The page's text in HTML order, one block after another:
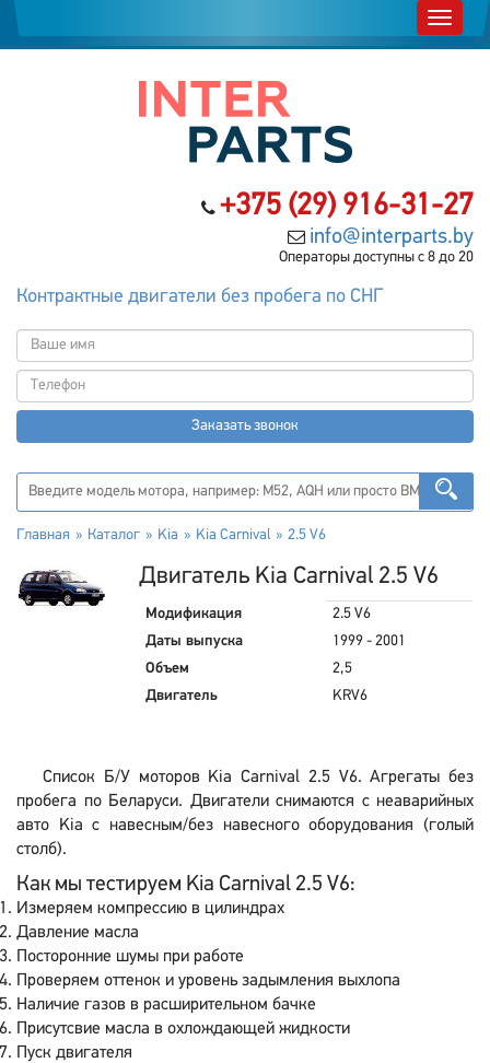
+375 (29) 916-31-27
info@interparts.by
Операторы доступны с 8 до 20
Контрактные двигатели без пробега по СНГ
Заказать звонок
Главная Каталог Kia Kia Carnival 2.5 V6
Двигатель Kia Carnival 2.5 V6
Модификация
2.5 V6
Даты выпуска
1999 - 2001
Объем
2,5
Двигатель
KRV6
Список Б/У моторов Kia Carnival 2.5 V6. Агрегаты без
пробега по Беларуси. Двигатели снимаются с неаварийных
авто Kia с навесным/без навесного оборудования (голый
столб).
Как мы тестируем Kia Carnival 2.5 V6:
Измеряем компрессию в цилиндрах
Давление масла
Посторонние шумы при работе
Проверяем оттенок и уровень задымления выхлопа
Наличие газов в расширительном бачке
Присутсвие масла в охлождающей жидкости
Пуск двигателя